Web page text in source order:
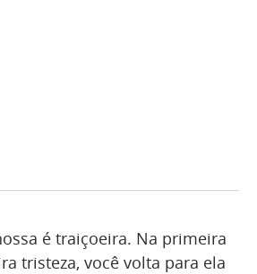
é traiçoeira. Na primeira
tristeza, você volta para ela